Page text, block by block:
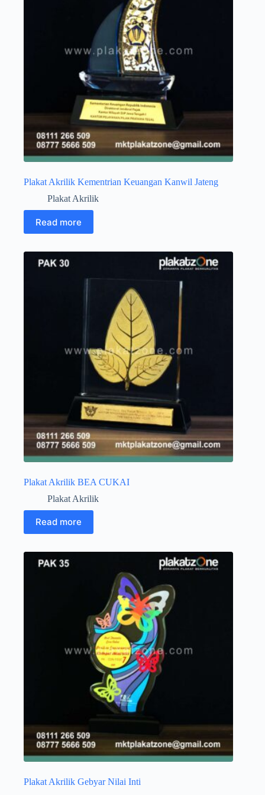
Plakat Akrilik Kementrian Keuangan Kanwil Jateng
Plakat Akrilik
Read more
Plakat Akrilik BEA CUKAI
Plakat Akrilik
Read more
Plakat Akrilik Gebyar Nilai Inti